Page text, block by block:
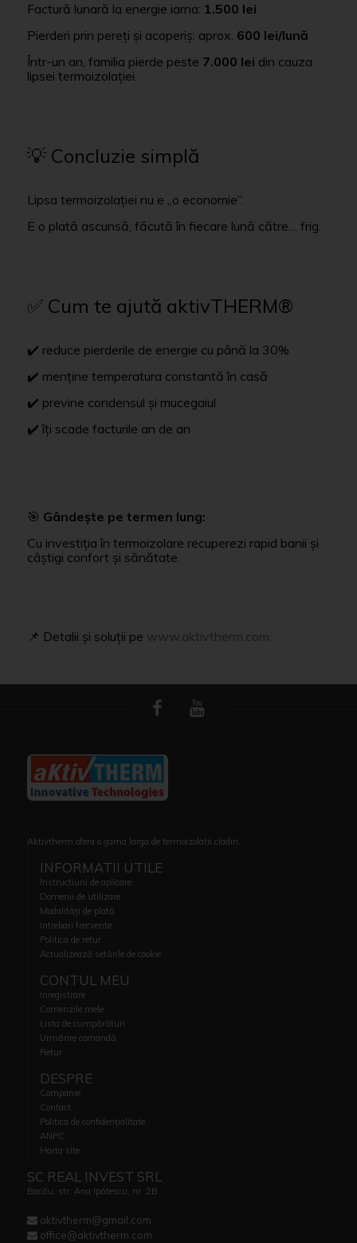
Factură lunară la energie iarna: 1.500 lei
Pierderi prin pereți și acoperiș: aprox. 600 lei/lună
Într-un an, familia pierde peste 7.000 lei din cauza
lipsei termoizolației.
💡 Concluzie simplă
Lipsa termoizolației nu e „o economie”.
E o plată ascunsă, făcută în fiecare lună către… frig.
✅ Cum te ajută aktivTHERM®
✔️ reduce pierderile de energie cu până la 30%
✔️ menține temperatura constantă în casă
✔️ previne condensul și mucegaiul
✔️ îți scade facturile an de an
🎯 Gândește pe termen lung:
Cu investiția în termoizolare recuperezi rapid banii și
câștigi confort și sănătate.
📌 Detalii și soluții pe www.aktivtherm.com
Aktivtherm ofera o gama larga de termoizolatii cladiri.
INFORMATII UTILE
Instructiuni de aplicare
Domenii de utilizare
Modalități de plată
Intrebari frecvente
Politica de retur
Actualizează setările de cookie
CONTUL MEU
Inregistrare
Comenzile mele
Lista de cumpărături
Urmărire comandă
Retur
DESPRE
Companie
Contact
Politica de confidențialitate
ANPC
Harta site
SC REAL INVEST SRL
Bacău, str. Ana Ipătescu, nr. 2B
aktivtherm@gmail.com
office@aktivtherm.com